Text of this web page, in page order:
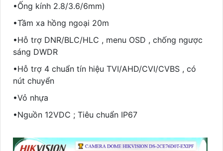
•Ống kính 2.8/3.6/6mm)
•Tầm xa hồng ngoại 20m
•Hỗ trợ DNR/BLC/HLC , menu OSD , chống ngược
sáng DWDR
•Hỗ trợ 4 chuẩn tín hiệu TVI/AHD/CVI/CVBS , có
nút chuyển
•Vỏ nhựa
•Nguồn 12VDC ; Tiêu chuẩn IP67